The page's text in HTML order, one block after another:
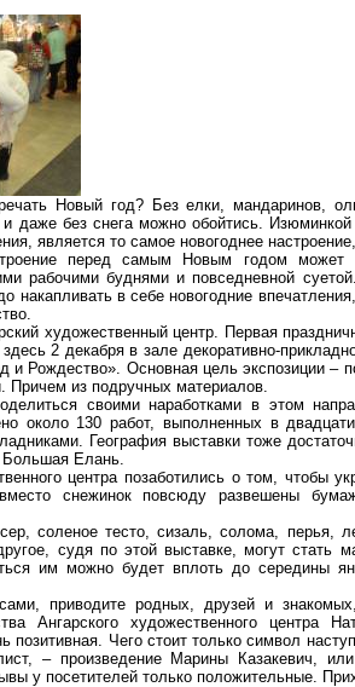
Новый год? Без елки, мандаринов,
и даже без снега можно обойтись.
является то самое новогоднее
перед самым Новым годом может
рабочими буднями и повседневной
накапливать в себе новогодние
художественный центр. Первая
2 декабря в зале декоративно-
и Рождество». Основная цель экспозиции –
Причем из подручных материалов.
своими наработками в этом
около 130 работ, выполненных в
География выставки тоже
Елань.
центра позаботились о том, чтобы
снежинок повсюду развешены
соленое тесто, сизаль, солома, перья,
судя по этой выставке, могут стать
им можно будет вплоть до середины
приводите родных, друзей и
Ангарского художественного центра
позитивная. Чего стоит только символ
– произведение Марины Казакевич,
у посетителей только положительные.